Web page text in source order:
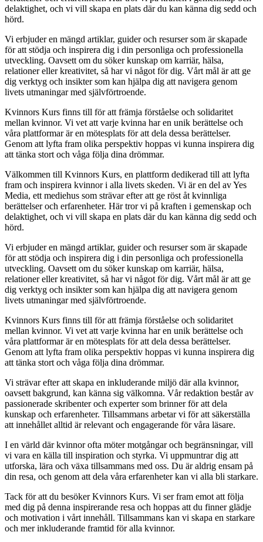
delaktighet, och vi vill skapa en plats där du kan känna dig sedd och
hörd.
Vi erbjuder en mängd artiklar, guider och resurser som är skapade
för att stödja och inspirera dig i din personliga och professionella
utveckling. Oavsett om du söker kunskap om karriär, hälsa,
relationer eller kreativitet, så har vi något för dig. Vårt mål är att ge
dig verktyg och insikter som kan hjälpa dig att navigera genom
livets utmaningar med självförtroende.
Kvinnors Kurs finns till för att främja förståelse och solidaritet
mellan kvinnor. Vi vet att varje kvinna har en unik berättelse och
våra plattformar är en mötesplats för att dela dessa berättelser.
Genom att lyfta fram olika perspektiv hoppas vi kunna inspirera dig
att tänka stort och våga följa dina drömmar.
Välkommen till Kvinnors Kurs, en plattform dedikerad till att lyfta
fram och inspirera kvinnor i alla livets skeden. Vi är en del av Yes
Media, ett mediehus som strävar efter att ge röst åt kvinnliga
berättelser och erfarenheter. Här tror vi på kraften i gemenskap och
delaktighet, och vi vill skapa en plats där du kan känna dig sedd och
hörd.
Vi erbjuder en mängd artiklar, guider och resurser som är skapade
för att stödja och inspirera dig i din personliga och professionella
utveckling. Oavsett om du söker kunskap om karriär, hälsa,
relationer eller kreativitet, så har vi något för dig. Vårt mål är att ge
dig verktyg och insikter som kan hjälpa dig att navigera genom
livets utmaningar med självförtroende.
Kvinnors Kurs finns till för att främja förståelse och solidaritet
mellan kvinnor. Vi vet att varje kvinna har en unik berättelse och
våra plattformar är en mötesplats för att dela dessa berättelser.
Genom att lyfta fram olika perspektiv hoppas vi kunna inspirera dig
att tänka stort och våga följa dina drömmar.
Vi strävar efter att skapa en inkluderande miljö där alla kvinnor,
oavsett bakgrund, kan känna sig välkomna. Vår redaktion består av
passionerade skribenter och experter som brinner för att dela
kunskap och erfarenheter. Tillsammans arbetar vi för att säkerställa
att innehållet alltid är relevant och engagerande för våra läsare.
I en värld där kvinnor ofta möter motgångar och begränsningar, vill
vi vara en källa till inspiration och styrka. Vi uppmuntrar dig att
utforska, lära och växa tillsammans med oss. Du är aldrig ensam på
din resa, och genom att dela våra erfarenheter kan vi alla bli starkare.
Tack för att du besöker Kvinnors Kurs. Vi ser fram emot att följa
med dig på denna inspirerande resa och hoppas att du finner glädje
och motivation i vårt innehåll. Tillsammans kan vi skapa en starkare
och mer inkluderande framtid för alla kvinnor.